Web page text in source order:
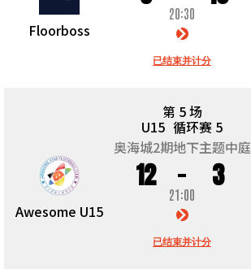
Floorboss
20:30
已结束并计分
第 5 场
U15 循环赛 5
奥海城2期地下主题中庭
Awesome U15
12 3
21:00
已结束并计分